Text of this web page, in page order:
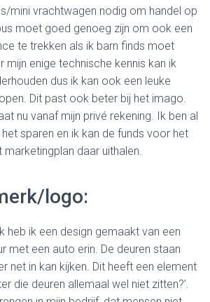
mini vrachtwagen nodig om handel op
moet goed genoeg zijn om ook een
te trekken als ik barn finds moet
mijn enige technische kennis kan ik
dus ik kan ook een leuke
Dit past ook beter bij het imago.
nu vanaf mijn privé rekening. Ik ben al
sparen en ik kan de funds voor het
marketingplan daar uithalen.
logo:
heb ik een design gemaakt van een
met een auto erin. De deuren staan
net in kan kijken. Dit heeft een element
die deuren allemaal wel niet zitten?’.